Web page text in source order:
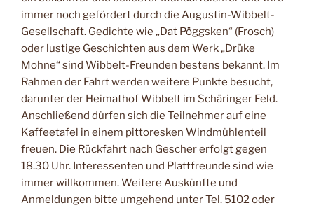
immer noch gefördert durch die Augustin-Wibbelt-
Gesellschaft. Gedichte wie „Dat Pöggsken“ (Frosch)
oder lustige Geschichten aus dem Werk „Drüke
Mohne“ sind Wibbelt-Freunden bestens bekannt. Im
Rahmen der Fahrt werden weitere Punkte besucht,
darunter der Heimathof Wibbelt im Schäringer Feld.
Anschließend dürfen sich die Teilnehmer auf eine
Kaffeetafel in einem pittoresken Windmühlenteil
freuen. Die Rückfahrt nach Gescher erfolgt gegen
18.30 Uhr. Interessenten und Plattfreunde sind wie
immer willkommen. Weitere Auskünfte und
Anmeldungen bitte umgehend unter Tel. 5102 oder